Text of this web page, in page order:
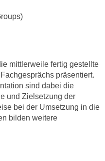
mittlerweile fertig gestellte
präsentiert.
sind dabei die
und Zielsetzung der
bei der Umsetzung in die
bilden weitere